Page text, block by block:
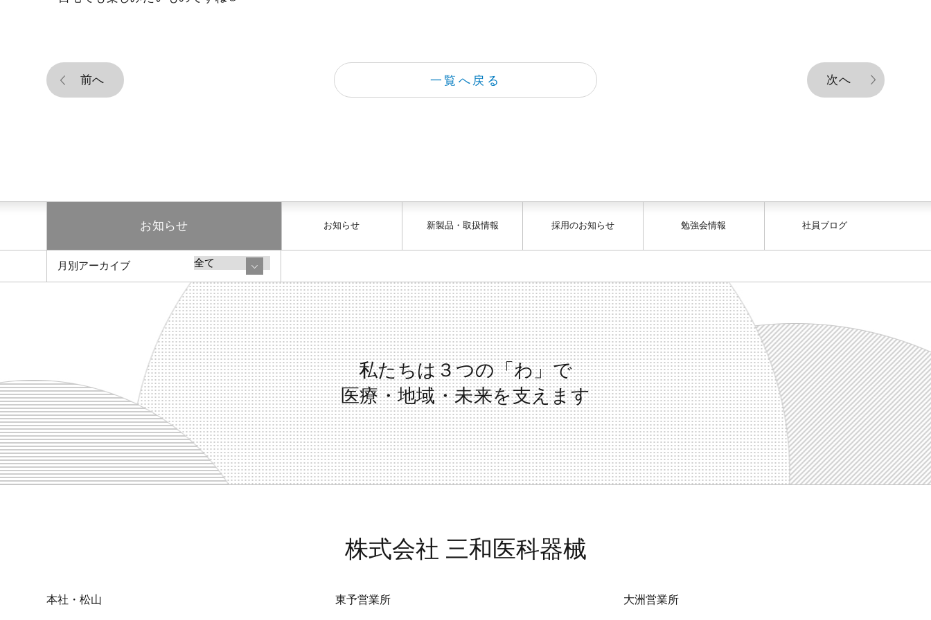
前へ 一覧へ戻る 次へ
お知らせ お知らせ 新製品・取扱情報 採用のお知らせ 勉強会情報 社員ブログ
月別アーカイブ
私たちは３つの「わ」で
医療・地域・未来を支えます
株式会社 三和医科器械
本社・松山 東予営業所 大洲営業所